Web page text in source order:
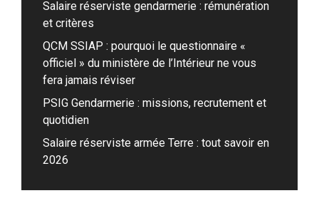
Salaire réserviste gendarmerie : rémunération
et critères
QCM SSIAP : pourquoi le questionnaire «
officiel » du ministère de l’Intérieur ne vous
fera jamais réviser
PSIG Gendarmerie : missions, recrutement et
quotidien
Salaire réserviste armée Terre : tout savoir en
2026